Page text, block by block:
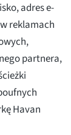
adres e-
reklamach
partnera,
Havan